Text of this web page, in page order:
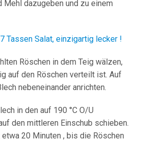
Mehl dazugeben und zu einem
7 Tassen Salat, einzigartig lecker !
Röschen in dem Teig wälzen,
auf den Röschen verteilt ist. Auf
nebeneinander anrichten.
in den auf 190 °C O/U
den mittleren Einschub schieben.
20 Minuten , bis die Röschen